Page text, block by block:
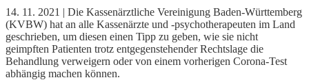
14. 11. 2021 | Die Kassenärztliche Vereinigung Baden-Württemberg
(KVBW) hat an alle Kassenärzte und -psychotherapeuten im Land
geschrieben, um diesen einen Tipp zu geben, wie sie nicht
geimpften Patienten trotz entgegenstehender Rechtslage die
Behandlung verweigern oder von einem vorherigen Corona-Test
abhängig machen können.